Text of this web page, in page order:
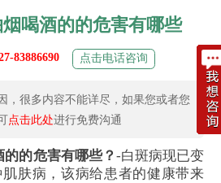
喝酒的的危害有哪些
83886690 点击电话咨询
，很多内容不能详尽，如果您或者您
点击此处进行免费沟通
的危害有哪些？ -白斑病现已变
肤病，该病给患者的健康带来